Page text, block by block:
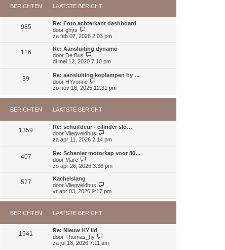
t
b
r
i
c
h
t
e
e
i
h
k
a
a
t
s
e
b
e
i
c
h
BERICHTEN LAATSTE BERICHT
985
Re: Foto achterkant dashboard
door ghys
e
i
j
k
l
a
t
s
t
b
r
i
c
h
za feb 07, 2026 2:03 pm
116
Re: Aansluiting dynamo
door De Bus
e
j
k
a
t
t
e
b
e
i
h
t
di mei 12, 2020 7:10 pm
39
Re: aansluiting koplampen hy …
door HYvonne
e
i
k
a
s
e
e
c
h
zo nov 16, 2025 12:31 pm
BERICHTEN LAATSTE BERICHT
1359
Re: schuifdeur - cilinder slo…
door Vliegveldbus
e
k
i
j
l
s
t
r
h
za apr 11, 2026 2:14 pm
407
Re: Schanier motorkap voor 80…
door Marc
e
j
k
l
a
t
t
e
b
e
zo apr 26, 2026 3:36 pm
577
Kachelslang
door Vliegveldbus
e
i
s
vr apr 03, 2026 9:17 pm
BERICHTEN LAATSTE BERICHT
1941
Re: Nieuw HY lid
door Thomas_hy
e
za jul 18, 2026 7:11 am